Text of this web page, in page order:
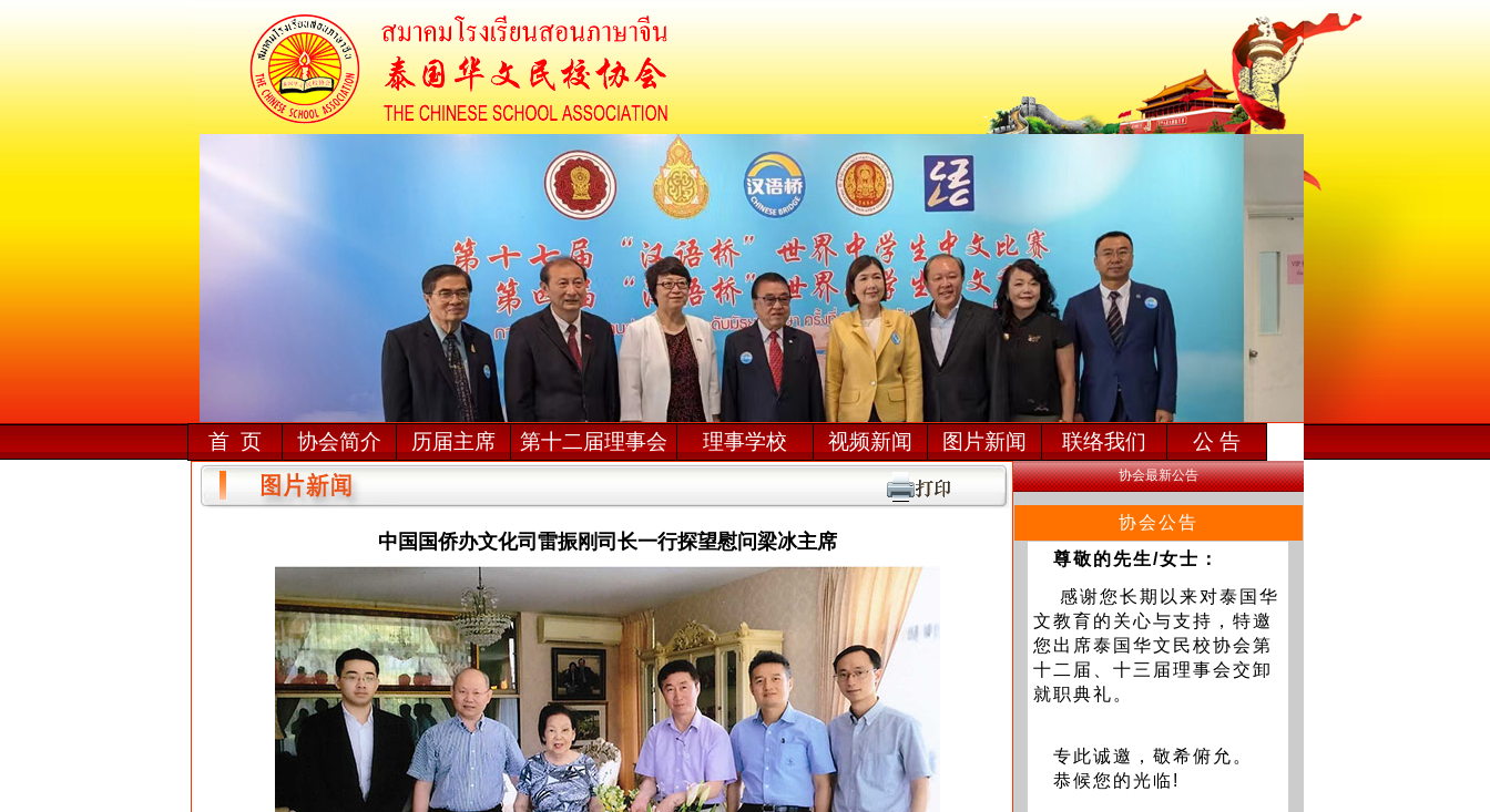
首 页 协会简介 历届主席 第十二届理事会 理事学校 视频新闻 图片新闻 联络我们 公 告
中国国侨办文化司雷振刚司长一行探望慰问梁冰主席
协会最新公告
协会公告
尊敬的先生/女士：
感谢您长期以来对泰国华
文教育的关心与支持，特邀
您出席泰国华文民校协会第
十二届、十三届理事会交卸
就职典礼。
专此诚邀，敬希俯允。
恭候您的光临!